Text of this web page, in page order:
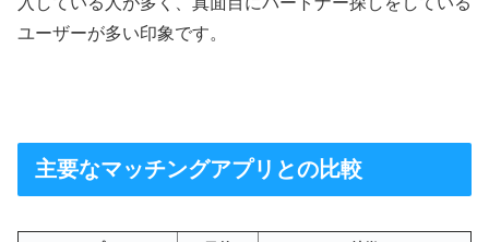
ユーザーが多い印象です。
主要なマッチングアプリとの比較